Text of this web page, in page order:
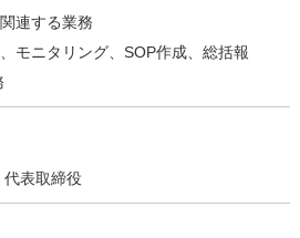
連する業務
モニタリング、SOP作成、総括報
代表取締役